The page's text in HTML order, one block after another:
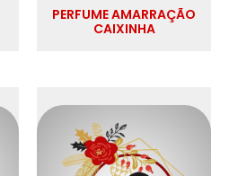
PERFUME AMARRAÇÃO
CAIXINHA